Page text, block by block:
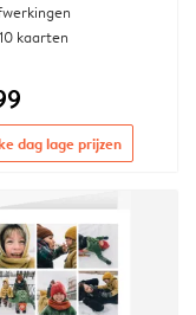
kaarten
dag lage prijzen